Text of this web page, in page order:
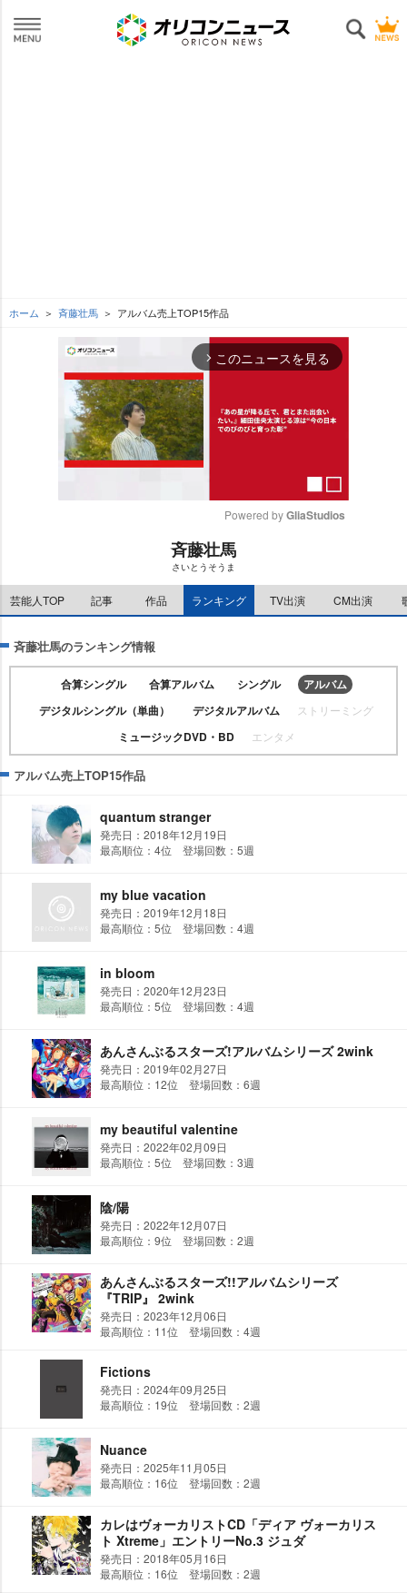
ホーム 斉藤壮馬 アルバム売上TOP15作品
arrow_forward_ios このニュースを見る
t
e
Powered by GliaStudios
斉藤壮馬
さいとうそうま
芸能人TOP 記事 作品 ランキング TV出演 CM出演
斉藤壮馬のランキング情報
合算シングル 合算アルバム シングル
アルバム
デジタルシングル（単曲）
デジタルアルバム ストリーミング
ミュージックDVD・BD エンタメ
アルバム売上TOP15作品
quantum stranger
発売日：2018年12月19日
最高順位：4位 登場回数：5週
my blue vacation
発売日：2019年12月18日
最高順位：5位 登場回数：4週
in bloom
発売日：2020年12月23日
最高順位：5位 登場回数：4週
あんさんぶるスターズ!アルバムシリーズ 2wink
発売日：2019年02月27日
最高順位：12位 登場回数：6週
my beautiful valentine
発売日：2022年02月09日
最高順位：5位 登場回数：3週
陰/陽
発売日：2022年12月07日
最高順位：9位 登場回数：2週
あんさんぶるスターズ!!アルバムシリーズ
『TRIP』 2wink
発売日：2023年12月06日
最高順位：11位 登場回数：4週
Fictions
発売日：2024年09月25日
最高順位：19位 登場回数：2週
Nuance
発売日：2025年11月05日
最高順位：16位 登場回数：2週
カレはヴォーカリストCD「ディア ヴォーカリス
ト Xtreme」エントリーNo.3 ジュダ
発売日：2018年05月16日
最高順位：16位 登場回数：2週